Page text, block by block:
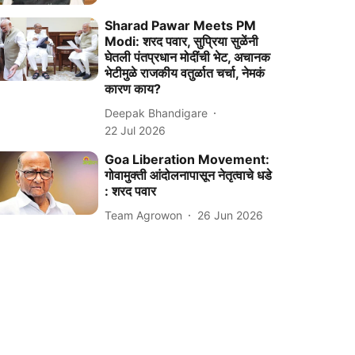
Sharad Pawar Meets PM
Modi: शरद पवार, सुप्रिया सुळेंनी
घेतली पंतप्रधान मोदींची भेट, अचानक
भेटीमुळे राजकीय वतुर्ळात चर्चा, नेमकं
कारण काय?
Deepak Bhandigare
22 Jul 2026
Goa Liberation Movement:
गोवामुक्ती आंदोलनापासून नेतृत्वाचे धडे
: शरद पवार
Team Agrowon 26 Jun 2026